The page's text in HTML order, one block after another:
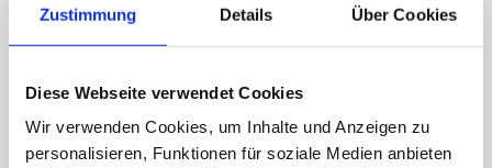
Zustimmung Details Über Cookies
Diese Webseite verwendet Cookies
Wir verwenden Cookies, um Inhalte und Anzeigen zu
personalisieren, Funktionen für soziale Medien anbieten